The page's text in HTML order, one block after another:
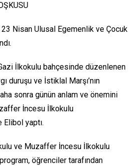
Nisan Ulusal Egemenlik ve Çocuk
İlkokulu bahçesinde düzenlenen
duruşu ve İstiklal Marşı’nın
sonra günün anlam ve önemini
İncesu İlkokulu
yaptı.
ve Muzaffer İncesu İlkokulu
öğrenciler tarafından